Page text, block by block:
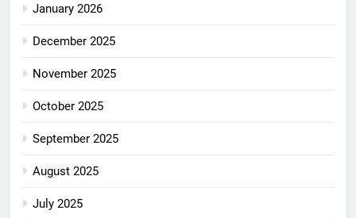
January 2026
December 2025
November 2025
October 2025
September 2025
August 2025
July 2025